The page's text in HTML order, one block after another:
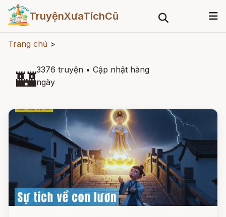
TruyệnXưaTíchCũ
Trang chủ >
🏰3376 truyện • Cập nhật hàng
ngày